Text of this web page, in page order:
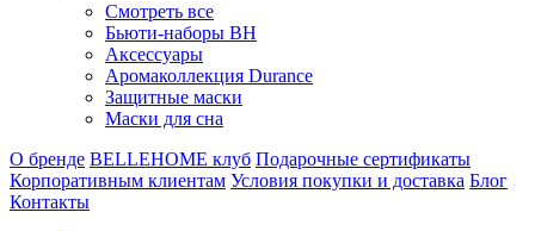
Смотреть все
Бьюти-наборы ВН
Аксессуары
Аромаколлекция Durance
Защитные маски
Маски для сна
О бренде BELLEHOME клуб Подарочные сертификаты
Корпоративным клиентам Условия покупки и доставка Блог
Контакты